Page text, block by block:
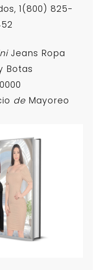
1(800) 825-
Jeans Ropa
Botas
de Mayoreo